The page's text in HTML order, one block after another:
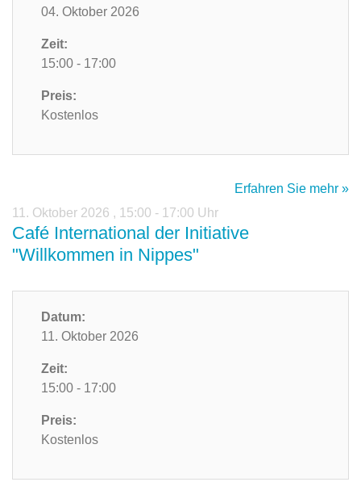
04. Oktober 2026
Zeit:
15:00 - 17:00
Preis:
Kostenlos
Erfahren Sie mehr »
11. Oktober 2026 , 15:00 - 17:00 Uhr
Café International der Initiative
"Willkommen in Nippes"
Datum:
11. Oktober 2026
Zeit:
15:00 - 17:00
Preis:
Kostenlos